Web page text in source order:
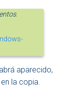
.
aparecido,
la copia.